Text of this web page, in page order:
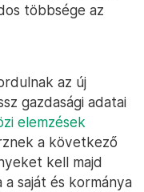
többsége az
az új
gazdasági adatai
elemzések
a következő
kell majd
a saját és kormánya